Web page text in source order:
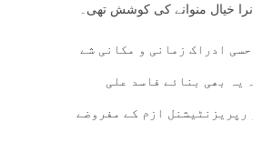
خیال منوانے کی کوشش تھی۔
ادراک زمانی و مکانی شے
یہ بھی بنائے فاسد علی
رپریزنٹیشنل ازم کے مفروضے